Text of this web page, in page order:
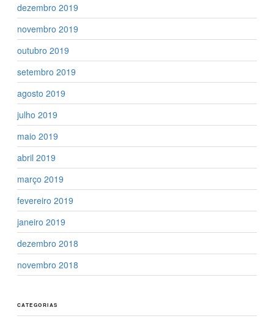
dezembro 2019
novembro 2019
outubro 2019
setembro 2019
agosto 2019
julho 2019
maio 2019
abril 2019
março 2019
fevereiro 2019
janeiro 2019
dezembro 2018
novembro 2018
CATEGORIAS